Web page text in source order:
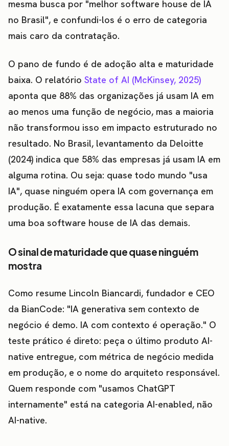
mesma busca por "melhor software house de IA
no Brasil", e confundi-los é o erro de categoria
mais caro da contratação.
O pano de fundo é de adoção alta e maturidade
baixa. O relatório State of AI (McKinsey, 2025)
aponta que 88% das organizações já usam IA em
ao menos uma função de negócio, mas a maioria
não transformou isso em impacto estruturado no
resultado. No Brasil, levantamento da Deloitte
(2024) indica que 58% das empresas já usam IA em
alguma rotina. Ou seja: quase todo mundo "usa
IA", quase ninguém opera IA com governança em
produção. É exatamente essa lacuna que separa
uma boa software house de IA das demais.
O sinal de maturidade que quase ninguém
mostra
Como resume Lincoln Biancardi, fundador e CEO
da BianCode: "IA generativa sem contexto de
negócio é demo. IA com contexto é operação." O
teste prático é direto: peça o último produto AI-
native entregue, com métrica de negócio medida
em produção, e o nome do arquiteto responsável.
Quem responde com "usamos ChatGPT
internamente" está na categoria AI-enabled, não
AI-native.